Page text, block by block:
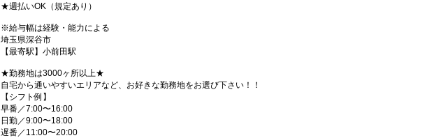
★週払いOK（規定あり）
※給与幅は経験・能力による
埼玉県深谷市
【最寄駅】小前田駅
★勤務地は3000ヶ所以上★
自宅から通いやすいエリアなど、お好きな勤務地をお選び下さい！！
【シフト例】
早番／7:00〜16:00
日勤／9:00〜18:00
遅番／11:00〜20:00